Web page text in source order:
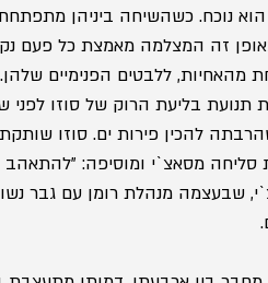
הוא נוכח. כשהשיחה ביניהן
זה המצלמה מאמצת כל פעם
ללבטים הפנימיים
תנועת בליעת הרוק של סוזו
להכין פירות ים. סוזו שותקת
מסאצ`י ומוסיפה: "להתאהב
שבעצמה מנהלת רומן עם גבר